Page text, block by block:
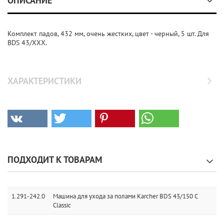
Комплект падов, 432 мм, очень жестких, цвет - черный, 5 шт. Для
BDS 43/ХХХ.
ХАРАКТЕРИСТИКИ
ПОДХОДИТ К ТОВАРАМ
1.291-242.0
Машина для ухода за полами Karcher BDS 43/150 C
Classic